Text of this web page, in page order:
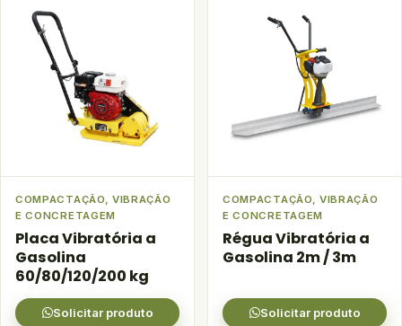
COMPACTAÇÃO, VIBRAÇÃO
E CONCRETAGEM
Placa Vibratória a
Gasolina
60/80/120/200 kg
Solicitar produto
COMPACTAÇÃO, VIBRAÇÃO
E CONCRETAGEM
Régua Vibratória a
Gasolina 2m / 3m
Solicitar produto